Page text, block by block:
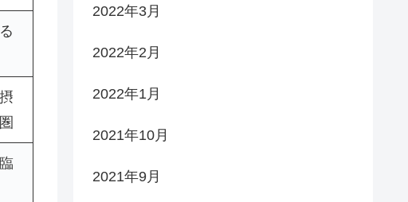
2022年3月
2022年2月
2022年1月
2021年10月
2021年9月